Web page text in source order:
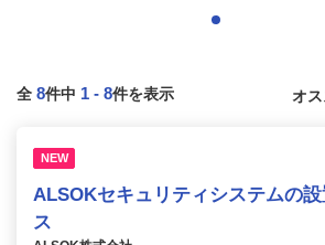
全 8件中 1 - 8件を表示
NEW
ALSOKセキュリティシステムの
ス